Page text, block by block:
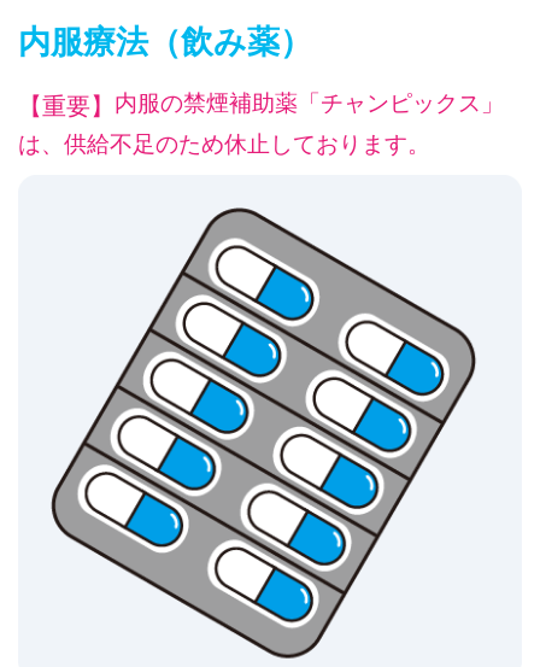
内服療法（飲み薬）
【重要】 内服の禁煙補助薬「チャンピックス」
は、供給不足のため休止しております。